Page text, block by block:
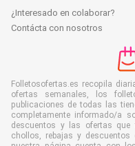
¿Interesado en colaborar?
Contácta con nosotros
Folletosofertas.es recopila
ofertas semanales, los
publicaciones de todas las
completamente informado/a
descuentos y las ofertas que
chollos, rebajas y